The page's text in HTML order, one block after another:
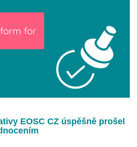
EOSC CZ úspěšně prošel